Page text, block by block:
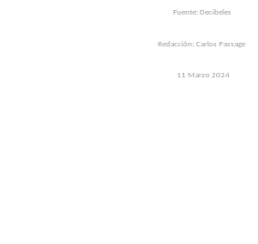
Fuente: Decibeles
Redacción: Carlos Passage
11 Marzo 2024